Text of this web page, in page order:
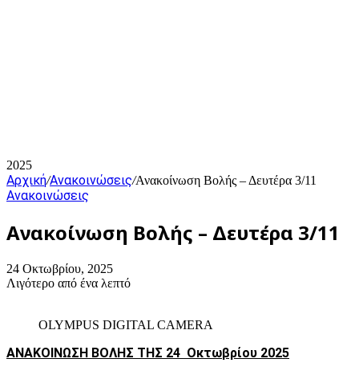
2025
Αρχική/Ανακοινώσεις/Ανακοίνωση Βολής – Δευτέρα 3/11
Ανακοινώσεις
Ανακοίνωση Βολής – Δευτέρα 3/11
24 Οκτωβρίου, 2025
Λιγότερο από ένα λεπτό
OLYMPUS DIGITAL CAMERA
ΑΝΑΚΟΙΝΩΣΗ ΒΟΛΗΣ ΤΗΣ 24 Οκτωβρίου 2025